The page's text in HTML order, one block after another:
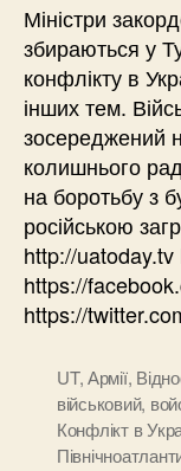
Міністри
збираються у
конфлікту в
інших тем.
зосереджений
колишнього
на боротьбу з
російською
http://
https://
https://
UT,Армії,
військовий,
Конфлікт в